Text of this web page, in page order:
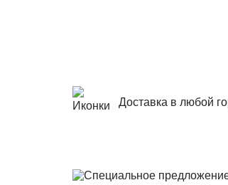
Доставка в любой